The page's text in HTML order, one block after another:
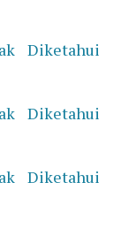
Diketahui
Diketahui
Diketahui